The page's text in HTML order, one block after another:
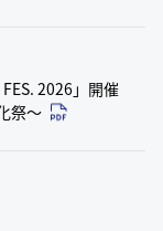
2026」開催​
祭～